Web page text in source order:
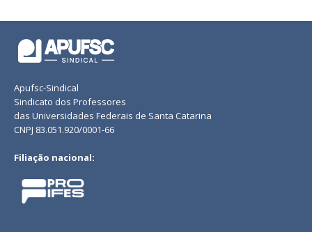
Apufsc-Sindical
Sindicato dos Professores
das Universidades Federais de Santa Catarina
CNPJ 83.051.920/0001-66
Filiação nacional: